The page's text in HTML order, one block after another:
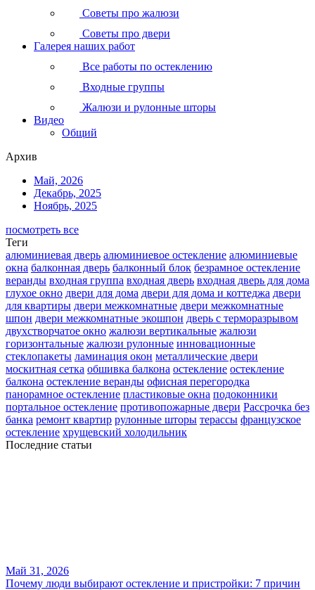
Советы про жалюзи
Советы про двери
Галерея наших работ
Все работы по остеклению
Входные группы
Жалюзи и рулонные шторы
Видео
Общий
Архив
Май, 2026
Декабрь, 2025
Ноябрь, 2025
посмотреть все
Теги
алюминиевая дверь алюминиевое остекление алюминиевые
окна балконная дверь балконный блок безрамное остекление
веранды входная группа входная дверь входная дверь для дома
глухое окно двери для дома двери для дома и коттеджа двери
для квартиры двери межкомнатные двери межкомнатные
шпон двери межкомнатные экошпон дверь с терморазрывом
двухстворчатое окно жалюзи вертикальные жалюзи
горизонтальные жалюзи рулонные инновационные
стеклопакеты ламинация окон металлические двери
москитная сетка обшивка балкона остекление остекление
балкона остекление веранды офисная перегородка
панорамное остекление пластиковые окна подоконники
портальное остекление противопожарные двери Рассрочка без
банка ремонт квартир рулонные шторы терассы французское
остекление хрущевский холодильник
Последние статьи
Май 31, 2026
Почему люди выбирают остекление и пристройки: 7 причин